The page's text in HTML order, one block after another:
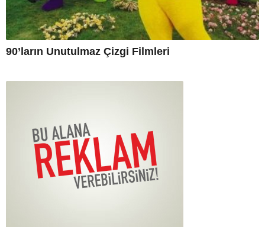
90’ların Unutulmaz Çizgi Filmleri